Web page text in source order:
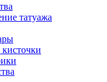
татуажа